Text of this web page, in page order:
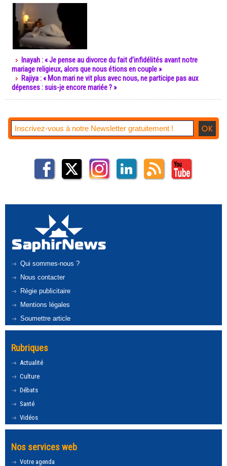
Inayah : « Je pense au divorce du fait d’infidélités avant notre
mariage religieux, alors que nous étions en couple »
Rajiya : « Mon mari ne vit plus avec nous, ne participe pas aux
dépenses : suis-je encore mariée ? »
Qui sommes-nous ?
Nous contacter
Régie publicitaire
Mentions légales
Soumettre article
Rubriques
Actualité
Culture
Débats
Santé
Vidéos
Nos services web
Votre agenda